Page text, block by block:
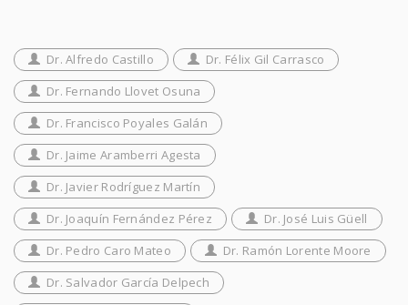
Dr. Alfredo Castillo
Dr. Félix Gil Carrasco
Dr. Fernando Llovet Osuna
Dr. Francisco Poyales Galán
Dr. Jaime Aramberri Agesta
Dr. Javier Rodríguez Martín
Dr. Joaquín Fernández Pérez
Dr. José Luis Güell
Dr. Pedro Caro Mateo
Dr. Ramón Lorente Moore
Dr. Salvador García Delpech